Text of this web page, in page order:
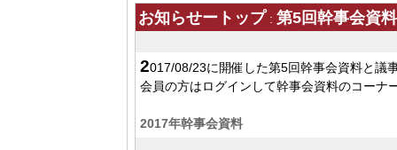
お知らせートップ : 第5回幹事会資
2017/08/23に開催した第5回幹事会資料と議
会員の方はログインして幹事会資料のコーナ
2017年幹事会資料